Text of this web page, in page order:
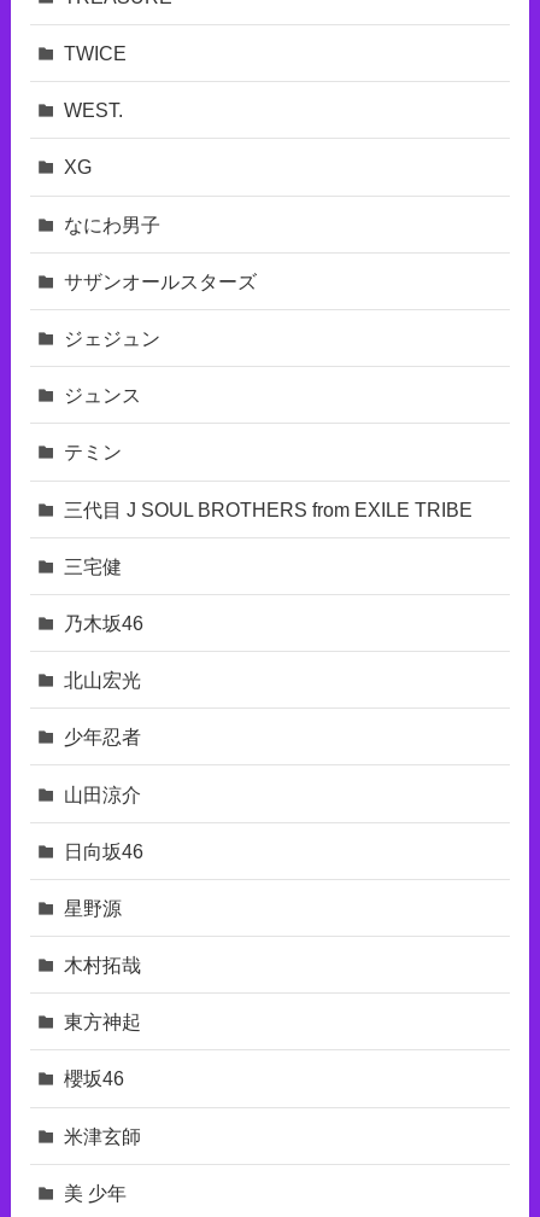
TWICE
WEST.
XG
なにわ男子
サザンオールスターズ
ジェジュン
ジュンス
テミン
三代目 J SOUL BROTHERS from EXILE TRIBE
三宅健
乃木坂46
北山宏光
少年忍者
山田涼介
日向坂46
星野源
木村拓哉
東⽅神起
櫻坂46
米津玄師
美 少年